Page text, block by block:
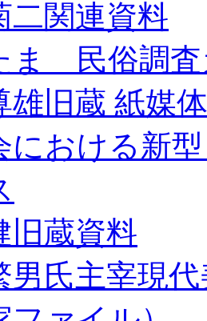
二関連資料
ま 民俗調査
雄旧蔵 紙媒
における新
旧蔵資料
男氏主宰現